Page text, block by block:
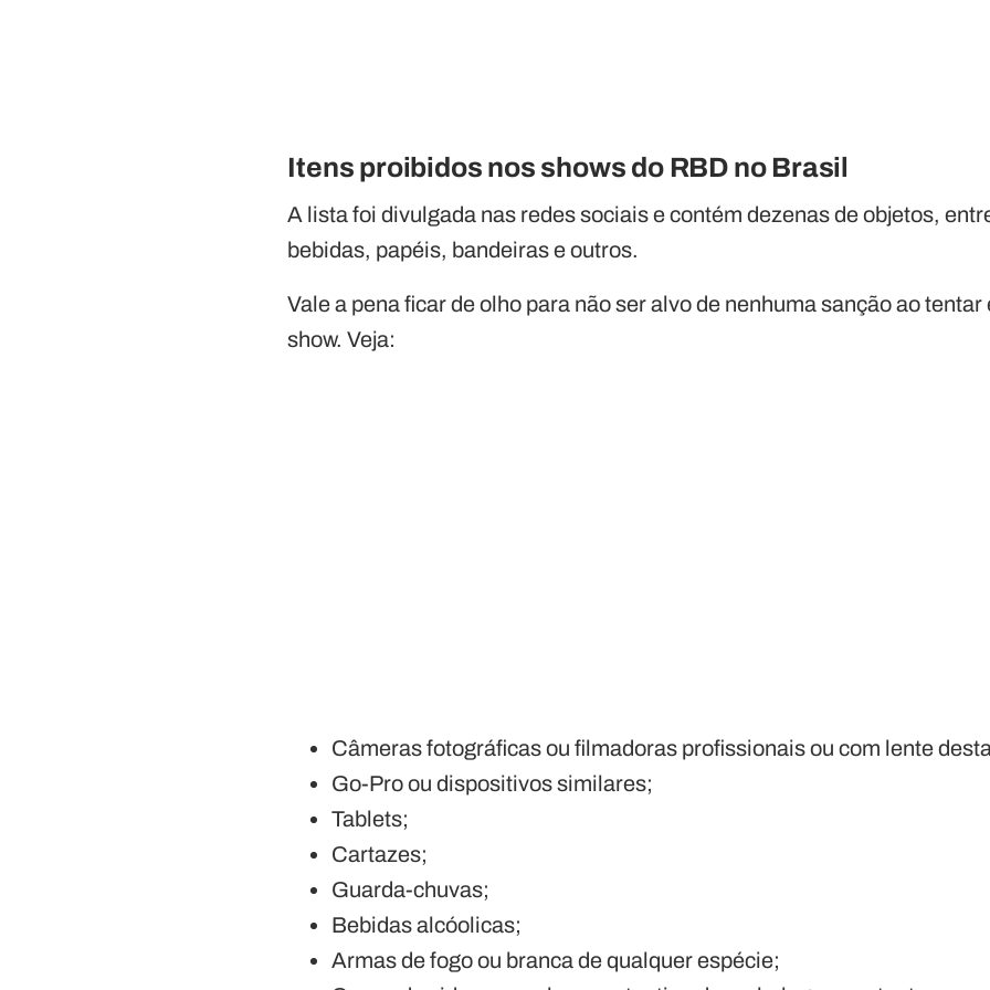
Itens proibidos nos shows do RBD no Brasil
A lista foi divulgada nas redes sociais e contém dezenas de objetos,
bebidas, papéis, bandeiras e outros.
Vale a pena ficar de olho para não ser alvo de nenhuma sanção ao
show. Veja:
Câmeras fotográficas ou filmadoras profissionais ou com lente
Go-Pro ou dispositivos similares;
Tablets;
Cartazes;
Guarda-chuvas;
Bebidas alcóolicas;
Armas de fogo ou branca de qualquer espécie;